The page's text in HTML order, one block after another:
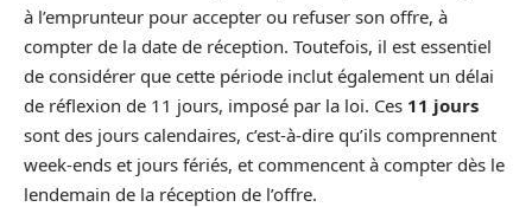
à l’emprunteur pour accepter ou refuser son offre, à
compter de la date de réception. Toutefois, il est essentiel
de considérer que cette période inclut également un délai
de réflexion de 11 jours, imposé par la loi. Ces 11 jours
sont des jours calendaires, c’est-à-dire qu’ils comprennent
week-ends et jours fériés, et commencent à compter dès le
lendemain de la réception de l’offre.